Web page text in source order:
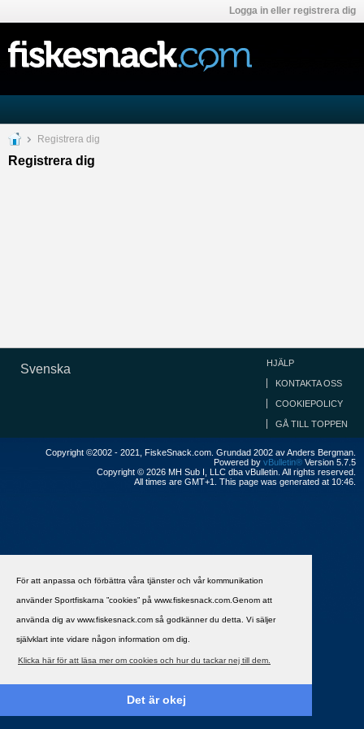
För att anpassa och förbättra våra tjänster och vår kommunikation
använder Sportfiskarna ”cookies” på www.fiskesnack.com.Genom att
använda dig av www.fiskesnack.com så godkänner du detta. Vi säljer
självklart inte vidare någon information om dig.
Klicka här för att läsa mer om cookies och hur du tackar nej till dem.
Det är okej
Logga in eller registrera dig
Registrera dig
Registrera dig
Svenska HJÄLP
KONTAKTA OSS
COOKIEPOLICY
GÅ TILL TOPPEN
Copyright ©2002 - 2021, FiskeSnack.com. Grundad 2002 av Anders Bergman.
Powered by vBulletin® Version 5.7.5
Copyright © 2026 MH Sub I, LLC dba vBulletin. All rights reserved.
All times are GMT+1. This page was generated at 10:46.